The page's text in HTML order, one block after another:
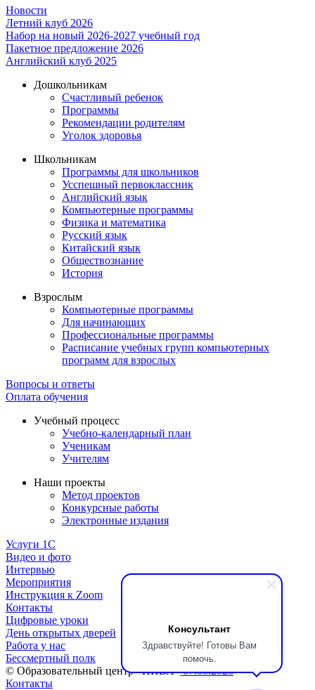
Консультант
Здравствуйте! Готовы Вам
помочь.
Новости
Летний клуб 2026
Набор на новый 2026-2027 учебный год
Пакетное предложение 2026
Английский клуб 2025
Дошкольникам
Счастливый ребенок
Программы
Рекомендации родителям
Уголок здоровья
Школьникам
Программы для школьников
Усспешный первоклассник
Английский язык
Компьютерные программы
Физика и математика
Русский язык
Китайский язык
Обществознание
История
Взрослым
Компьютерные программы
Для начинающих
Профессиональные программы
Расписание учебных групп компьютерных
программ для взрослых
Вопросы и ответы
Оплата обучения
Учебный процесс
Учебно-календарный план
Ученикам
Учителям
Наши проекты
Метод проектов
Конкурсные работы
Электронные издания
Услуги 1C
Видео и фото
Интервью
Мероприятия
Инструкция к Zoom
Контакты
Цифровые уроки
День открытых дверей
Работа у нас
Бессмертный полк
© Образовательный центр «НИВА»07.08.2026
Контакты